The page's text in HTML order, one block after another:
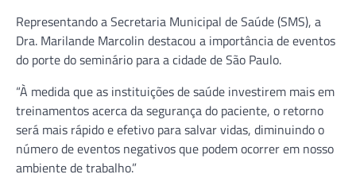
Representando a Secretaria Municipal de Saúde (SMS), a
Dra. Marilande Marcolin destacou a importância de eventos
do porte do seminário para a cidade de São Paulo.
“À medida que as instituições de saúde investirem mais em
treinamentos acerca da segurança do paciente, o retorno
será mais rápido e efetivo para salvar vidas, diminuindo o
número de eventos negativos que podem ocorrer em nosso
ambiente de trabalho.”